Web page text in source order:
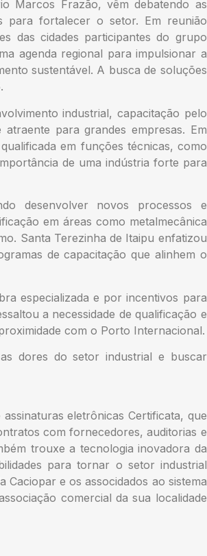
Marcos Frazão, vêm debatendo as
para fortalecer o setor. Em reunião
das cidades participantes do grupo
agenda regional para impulsionar a
sustentável. A busca de soluções
industrial, capacitação pelo
para grandes empresas. Em
em funções técnicas, como
de uma indústria forte para
desenvolver novos processos e
em áreas como metalmecânica
Santa Terezinha de Itaipu enfatizou
de capacitação que alinhem o
especializada e por incentivos para
a necessidade de qualificação e
com o Porto Internacional.
dores do setor industrial e buscar
eletrônicas Certificata, que
com fornecedores, auditorias e
trouxe a tecnologia inovadora da
para tornar o setor industrial
e os associdados ao sistema
comercial da sua localidade